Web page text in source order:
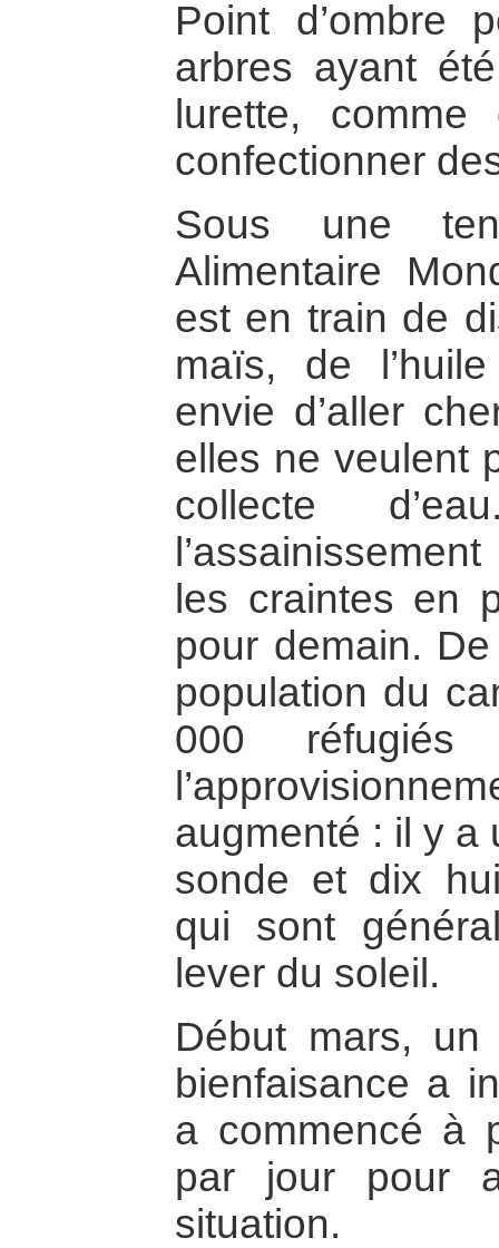
Point d’ombre
arbres ayant
lurette,
confectionner
Sous une
Alimentaire
est en train de
maïs, de
envie d’aller
elles ne veulent
collecte
les craintes en
pour demain.
population du
000
augmenté : il y a
sonde et dix
qui sont
lever du soleil.
Début mars,
bienfaisance a
a commencé à
par jour pour
situation.